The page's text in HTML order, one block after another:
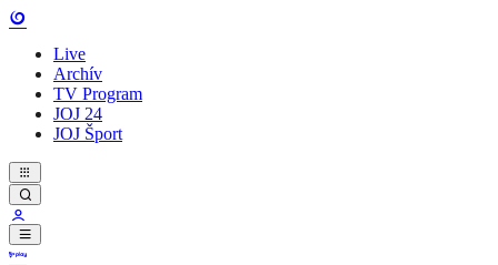
Live
Archív
TV Program
JOJ 24
JOJ Šport